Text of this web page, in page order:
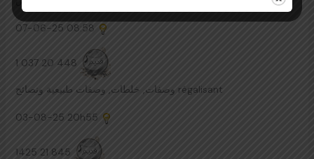
07-06-25 08:58
1 037 20 448
وصفات, خلطات, وصفات طبيعية ونصائح régalisant
03-08-25 20h55
1425 21 845